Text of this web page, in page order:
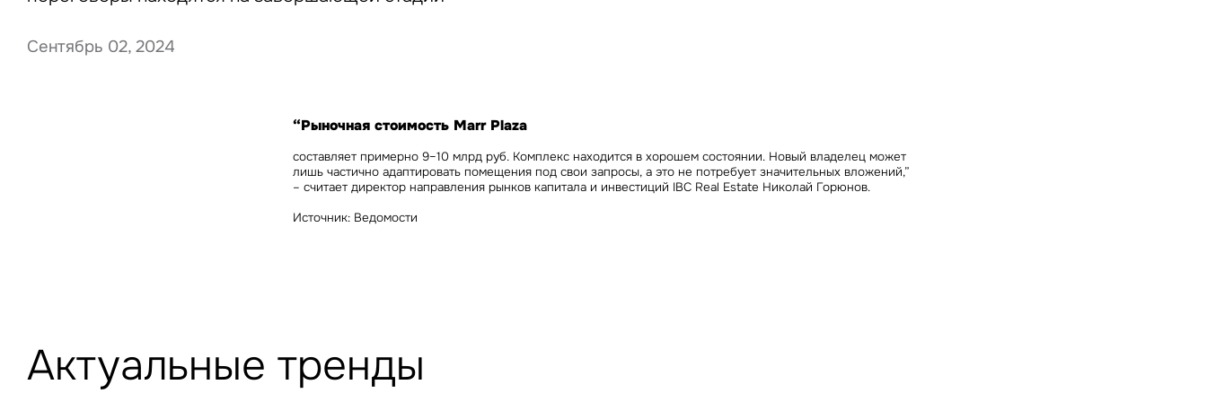
Сентябрь 02, 2024
“Рыночная стоимость Marr Plaza
составляет примерно 9–10 млрд руб. Комплекс находится в хорошем состоянии. Новый владелец может
лишь частично адаптировать помещения под свои запросы, а это не потребует значительных вложений,”
– считает директор направления рынков капитала и инвестиций IBC Real Estate Николай Горюнов.
Источник: Ведомости
Актуальные тренды